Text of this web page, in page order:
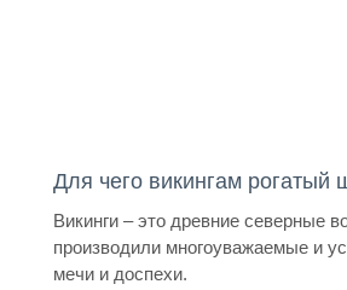
Для чего викингам рогатый
Викинги – это древние северные
производили многоуважаемые и
мечи и доспехи.